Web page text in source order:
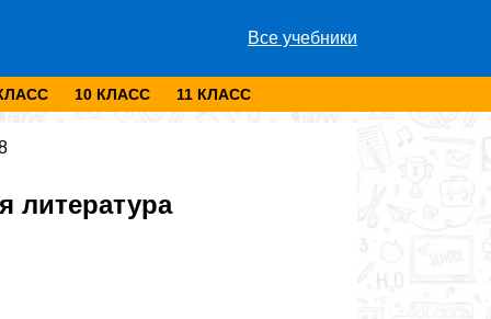
Все учебники
10 КЛАСС 11 КЛАСС
литература